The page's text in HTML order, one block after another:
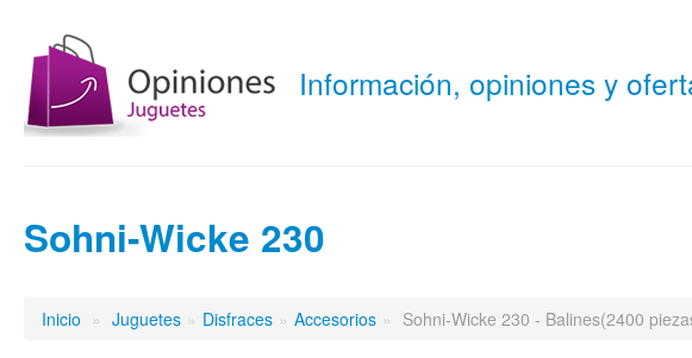
Información, opiniones y
Sohni-Wicke 230
Inicio » Juguetes » Disfraces » Accesorios » Sohni-Wicke 230 - Balines(2400